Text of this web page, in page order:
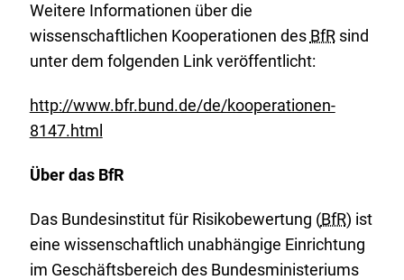
Weitere Informationen über die
wissenschaftlichen Kooperationen des BfRsind
unter dem folgenden Link veröffentlicht:
http://www.bfr.bund.de/de/kooperationen-
8147.html
Über das BfR
Das Bundesinstitut für Risikobewertung (BfR) ist
eine wissenschaftlich unabhängige Einrichtung
im Geschäftsbereich des Bundesministeriums